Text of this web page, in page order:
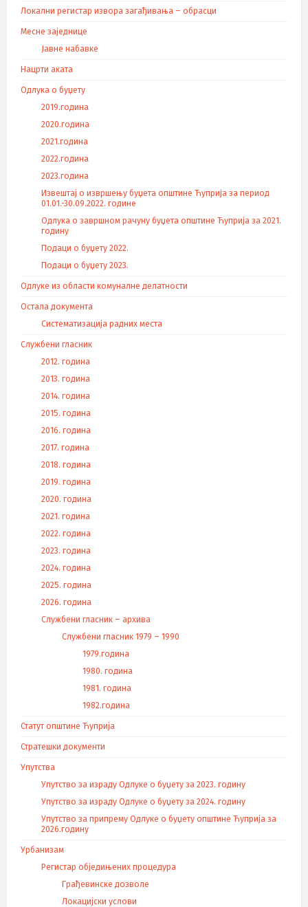
Локални регистар извора загађивања – обрасци
Месне заједнице
Јавне набавке
Нацрти аката
Одлука о буџету
2019.година
2020.година
2021.година
2022.година
2023.година
Извештај о извршењу буџета општине Ћуприја за период
01.01.-30.09.2022. године
Одлука о завршном рачуну буџета општине Ћуприја за 2021.
годину
Подаци о буџету 2022.
Подаци о буџету 2023.
Одлуке из области комуналне делатности
Остала документа
Систематизација радних места
Службени гласник
2012. година
2013. година
2014. година
2015. година
2016. година
2017. година
2018. година
2019. година
2020. година
2021. година
2022. година
2023. година
2024. година
2025. година
2026. година
Службени гласник – архива
Службени гласник 1979 – 1990
1979.година
1980. година
1981. година
1982.година
Статут општине Ћуприја
Стратешки документи
Упутства
Упутство за израду Одлуке о буџету за 2023. годину
Упутство за израду Одлуке о буџету за 2024. годину
Упутство за припрему Одлуке о буџету општине Ћуприја за
2026.годину
Урбанизам
Регистар обједињених процедура
Грађевинске дозволе
Локацијски услови